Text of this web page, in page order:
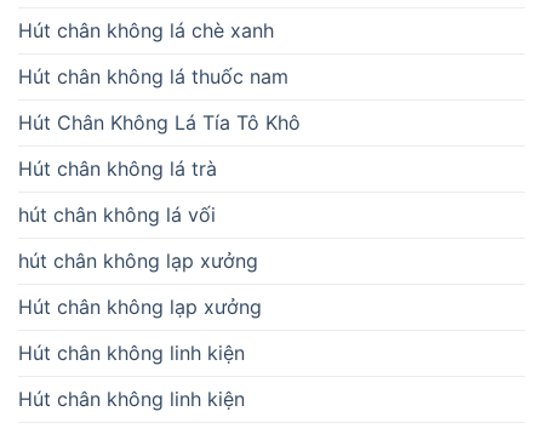
Hút chân không lá chè xanh
Hút chân không lá thuốc nam
Hút Chân Không Lá Tía Tô Khô
Hút chân không lá trà
hút chân không lá vối
hút chân không lạp xưởng
Hút chân không lạp xưởng
Hút chân không linh kiện
Hút chân không linh kiện